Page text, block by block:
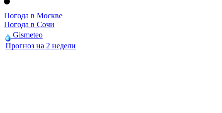
Погода в Москве
Погода в Сочи
Gismeteo
Прогноз на 2 недели